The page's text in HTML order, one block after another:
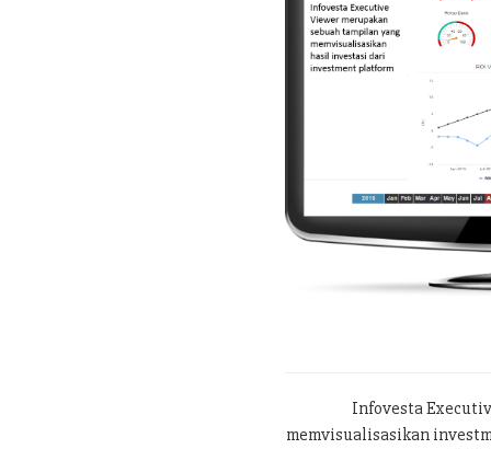
Infovesta
memvisualisasikan